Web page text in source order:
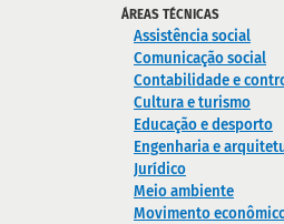
ÁREAS TÉCNICAS
Assistência social
Comunicação social
Contabilidade e
Cultura e turismo
Educação e desporto
Engenharia e
Jurídico
Meio ambiente
Movimento